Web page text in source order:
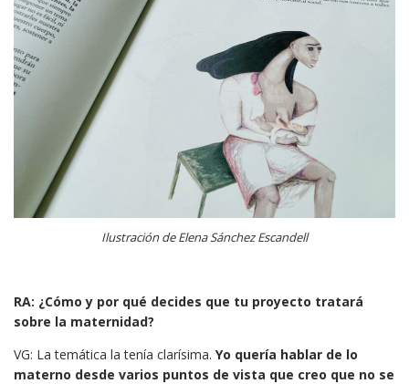
Ilustración de Elena Sánchez Escandell
RA: ¿Cómo y por qué decides que tu proyecto tratará
sobre la maternidad?
VG: La temática la tenía clarísima. Yo quería hablar de lo
materno desde varios puntos de vista que creo que no se